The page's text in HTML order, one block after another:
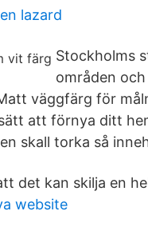
lazard
Stockholms
områden
väggfärg för
att förnya ditt
skall torka så
det kan skilja en
website